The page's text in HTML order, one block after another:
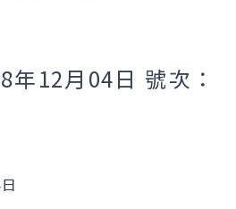
年12月04日 號次：